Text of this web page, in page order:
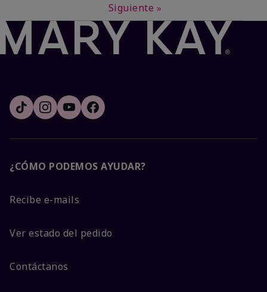
Siguiente »
¿CÓMO PODEMOS AYUDAR?
Recibe e-mails
Ver estado del pedido
Contáctanos